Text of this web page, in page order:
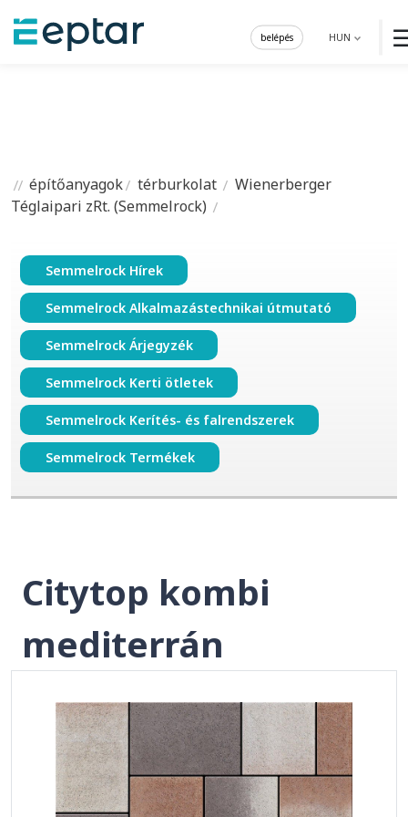
HUN
belépés
építőanyagok térburkolat
Wienerberger
Téglaipari zRt. (Semmelrock)
Semmelrock Hírek
Semmelrock Alkalmazástechnikai útmutató
Semmelrock Árjegyzék
Semmelrock Kerti ötletek
Semmelrock Kerítés- és falrendszerek
Semmelrock Termékek
Citytop kombi
mediterrán